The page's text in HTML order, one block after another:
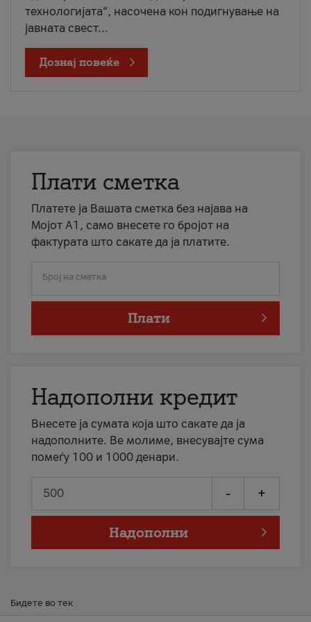
технологијата“, насочена кон подигнување на
јавната свест...
Дознај повеќе
Плати сметка
Платете ја Вашата сметка без најава на
Мојот А1, само внесете го бројот на
фактурата што сакате да ја платите.
Број на сметка
Плати
Надополни кредит
Внесете ја сумата која што сакате да ја
надополните. Ве молиме, внесувајте сума
помеѓу 100 и 1000 денари.
- +
Надополни
Бидете во тек